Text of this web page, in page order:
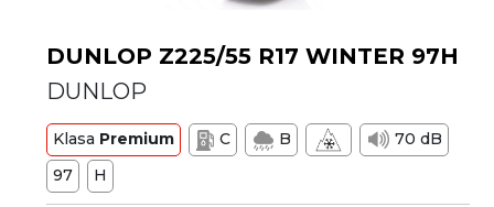
DUNLOP Z225/55 R17 WINTER 97H
DUNLOP
Klasa Premium C B
70 dB
97
H